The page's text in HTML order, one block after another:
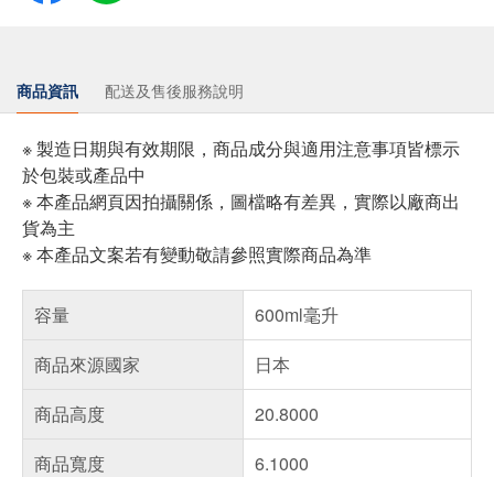
商品資訊 配送及售後服務說明
※ 製造日期與有效期限，商品成分與適用注意事項皆標示
於包裝或產品中
※ 本產品網頁因拍攝關係，圖檔略有差異，實際以廠商出
貨為主
※ 本產品文案若有變動敬請參照實際商品為準
容量
600ml毫升
商品來源國家
日本
商品高度
20.8000
商品寬度
6.1000